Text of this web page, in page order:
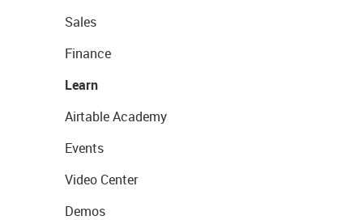
Sales
Finance
Learn
Airtable Academy
Events
Video Center
Demos